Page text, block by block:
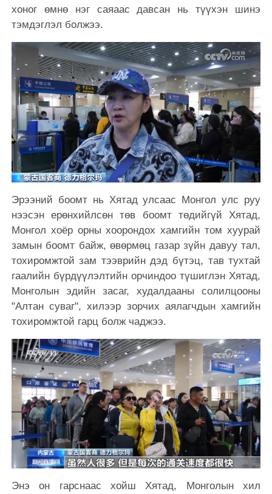
хоног өмнө нэг саяаас давсан нь түүхэн шинэ
тэмдэглэл болжээ.
Эрээний боомт нь Хятад улсаас Монгол улс руу
нээсэн ерөнхийлсөн төв боомт төдийгүй Хятад,
Монгол хоёр орны хоорондох хамгийн том хуурай
замын боомт байж, өвөрмөц газар зүйн давуу тал,
тохиромжтой зам тээврийн дэд бүтэц, тав тухтай
гаалийн бүрдүүлэлтийн орчиндоо түшиглэн Хятад,
Монголын эдийн засаг, худалдааны солилцооны
"Алтан суваг", хилээр зорчих аялагчдын хамгийн
тохиромжтой гарц болж чаджээ.
Энэ он гарснаас хойш Хятад, Монголын хил